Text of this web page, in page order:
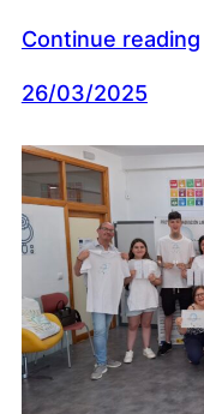
Continue reading
26/03/2025